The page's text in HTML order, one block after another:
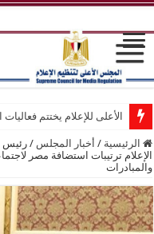
الأعلى للإعلام يختتم فعاليات
الرئيسية / أخبار المجلس / رئيس
الإعلام ترتيبات استضافة مصر
والمبادرات